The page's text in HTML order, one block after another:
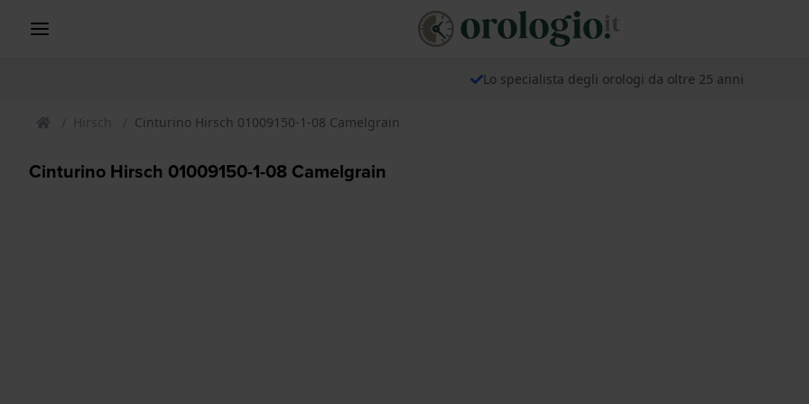
Lo specialista degli orologi da oltre 25 anni
Hirsch Cinturino Hirsch 01009150-1-08 Camelgrain
Cinturino Hirsch 01009150-1-08 Camelgrain